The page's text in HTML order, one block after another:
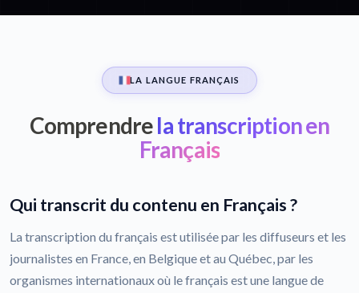
LA LANGUE FRANÇAIS
Comprendrela transcription en
Français
Qui transcrit du contenu en Français ?
La transcription du français est utilisée par les diffuseurs et les
journalistes en France, en Belgique et au Québec, par les
organismes internationaux où le français est une langue de